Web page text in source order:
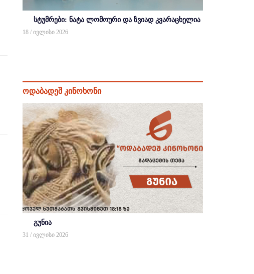
სტუმრები: ნატა ლომოური და ზვიად კვარაცხელია
18 / ივლისი 2026
ოდაბადეშ კინოხონი
გუნია
31 / ივლისი 2026